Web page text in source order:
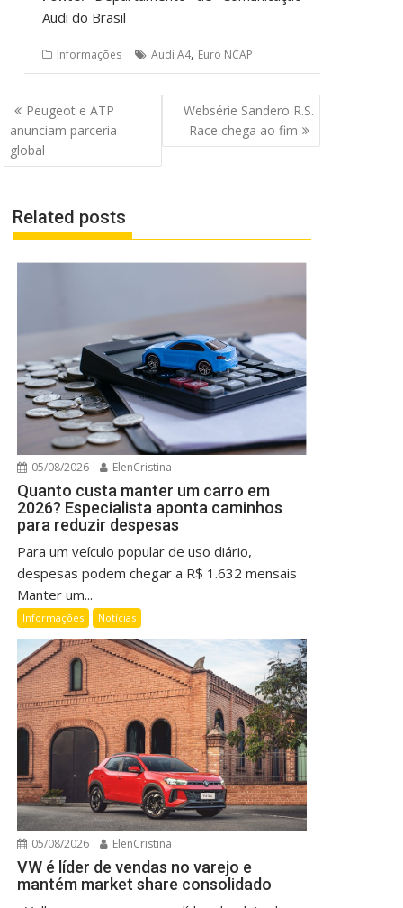
Audi do Brasil
Informações Audi A4, Euro NCAP
Navegação
de
Post
Peugeot e ATP
anunciam parceria
global
Websérie Sandero R.S.
Race chega ao fim
Related posts
05/08/2026 ElenCristina
Quanto custa manter um carro em
2026? Especialista aponta caminhos
para reduzir despesas
Para um veículo popular de uso diário,
despesas podem chegar a R$ 1.632 mensais
Manter um...
Informações Notícias
05/08/2026 ElenCristina
VW é líder de vendas no varejo e
mantém market share consolidado